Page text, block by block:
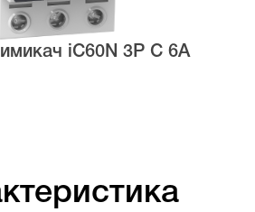
iC60N 3Р C 6А